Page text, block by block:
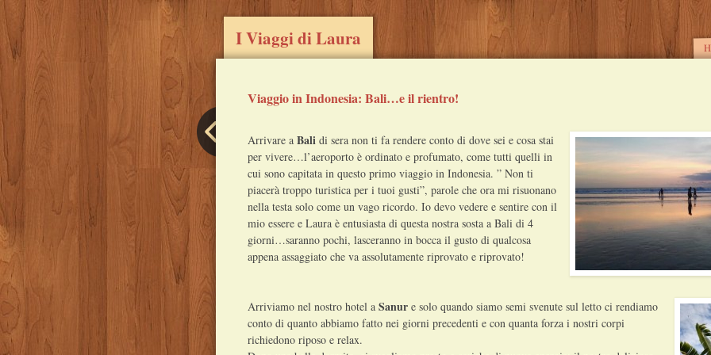
I Viaggi di Laura
Viaggio in Indonesia: Bali…e il rientro!
Arrivare a Bali di sera non ti fa rendere conto di dove sei e cosa stai
per vivere…l’aeroporto è ordinato e profumato, come tutti quelli in
cui sono capitata in questo primo viaggio in Indonesia. ” Non ti
piacerà troppo turistica per i tuoi gusti”, parole che ora mi risuonano
nella testa solo come un vago ricordo. Io devo vedere e sentire con il
mio essere e Laura è entusiasta di questa nostra sosta a Bali di 4
giorni…saranno pochi, lasceranno in bocca il gusto di qualcosa
appena assaggiato che va assolutamente riprovato e riprovato!
Arriviamo nel nostro hotel a Sanur e solo quando siamo semi svenute sul letto ci rendiamo
conto di quanto abbiamo fatto nei giorni precedenti e con quanta forza i nostri corpi
richiedono riposo e relax.
Post
navigation